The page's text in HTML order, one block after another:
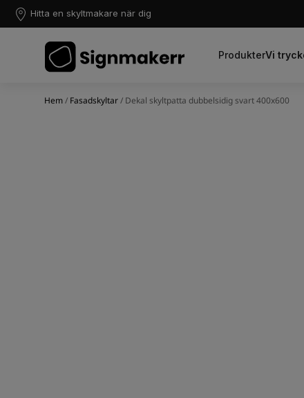
Hitta en skyltmakare när dig
ProdukterVi
Hem/ Fasadskyltar/ Dekal skyltpatta dubbelsidig svart 400x600